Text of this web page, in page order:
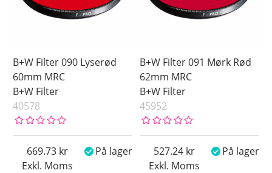
B+W Filter 090 Lyserød
60mm MRC
B+W Filter
40578
Exkl. Moms
669.73 På lager
B+W Filter 091 Mørk Rød
62mm MRC
B+W Filter
45952
Exkl. Moms
527.24 På lager